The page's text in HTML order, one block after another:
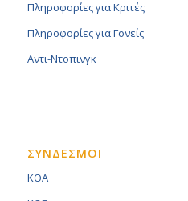
Πληροφορίες για Κριτές
Πληροφορίες για Γονείς
Αντι-Ντοπινγκ
ΣΥΝΔΕΣΜΟΙ
KOA